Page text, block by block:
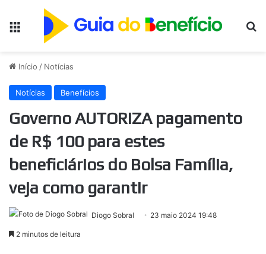
Início / Notícias
Notícias Benefícios
Governo AUTORIZA pagamento
de R$ 100 para estes
beneficiários do Bolsa Família,
veja como garantir
Diogo Sobral 23 maio 2024 19:48
2 minutos de leitura